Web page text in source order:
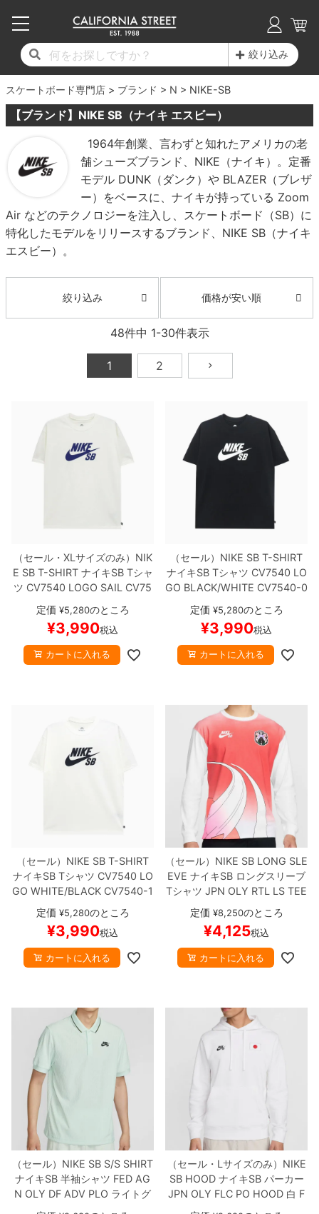
絞り込み
スケートボード専門店 ブランド N NIKE-SB
【ブランド】NIKE SB（ナイキ エスビー）
1964年創業、言わずと知れたアメリカの老
舗シューズブランド、NIKE（ナイキ）。定番
モデル DUNK（ダンク）や BLAZER（ブレザ
ー）をベースに、ナイキが持っている Zoom
Air などのテクノロジーを注入し、スケートボード（SB）に
特化したモデルをリリースするブランド、NIKE SB（ナイキ
エスビー）。
絞り込み 価格が安い順
48件中 1-30件表示
1 2
（セール・XLサイズのみ） NIK
E SB T-SHIRTナイキSBTシャ
ツ CV7540 LOGO SAIL CV75
40-133
ー
定価 ¥5,280のところ
¥3,990税込
カートに入れる
（セール） NIKE SB T-SHIRT
ナイキSBTシャツ CV7540 LO
GO BLACK/WHITE CV7540-0
スケートボード スケボー
定価 ¥5,280のところ
¥3,990税込
カートに入れる
（セール） NIKE SB T-SHIRT
ナイキSBTシャツ CV7540 LO
GO WHITE/BLACK CV7540-1
スケートボード スケボー
定価 ¥5,280のところ
¥3,990税込
カートに入れる
（セール） NIKE SB LONG SLE
EVE ナイキSB ロングスリーブ
Tシャツ JPN OLY RTL LS TEE
HF4380-100
ド スケボー
【キャンセル/返品/
交換不可商品】
定価 ¥8,250のところ
¥4,125税込
カートに入れる
（セール） NIKE SB S/S SHIRT
ナイキSB 半袖シャツ FED AG
N OLY DF ADV PLO ライトグ
リーン
（セール・Lサイズのみ） NIKE
SB HOODナイキSBパーカー
JPN OLY FLC PO HOOD 白 F
Z4101-100
17時までのご注文は当日発送！
11,000円以上で送料無料！
毎月1日はポイント5倍！10日と20日は3倍！
コンプリートセット（完成品）
デッキ
17時までのご注文は当日発送！
11,000円以上で送料無料！
毎月1日はポイント5倍！10日と20日は3倍！
デッキ新着一覧
デッキブランド一覧（全てのデッキ）
サイズからデッキを選ぶ
子供用デッキ
7.0inch以下
7.2inch
7.3inch
7.6inch
8.1inch
8.2inch
8.4inch
8.5inch
8.7inch
9.0inch以上
17時までのご注文は当日発送！
11,000円以上で送料無料！
毎月1日はポイント5倍！10日と20日は3倍！
トラック新着一覧
トラックブランド一覧（全てのトラック）
適合デッキサイズから選ぶ
7.0inch以下
7.2inch
7.3inch
7.5inch
7.7inch
8.2inch
8.3inch
8.5inch
8.6inch
8.8inch
ウィール
17時までのご注文は当日発送！
11,000円以上で送料無料！
毎月1日はポイント5倍！10日と20日は3倍！
ウィール新着一覧
ウィールブランド一覧（全てのウィール）
ウィールをサイズから選ぶ
50mm
51mm
52mm
53mm
55mm
60mm
62mm
64mm
65mm
スピットファイヤー F4（フォーミュラフォ
ー）
ボーンズ STF（エスティーエフ）
パウエルペラルタ DF（ドラゴンフォーミュ
ソフトウィール（クルーザー）
足回りセット（トラック・ウィールセット）
ヘルメット・パッド
練習用アイテム（初心者におすすめ）
メディア（雑誌・DVD・CD）
17時までのご注文は当日発送！
11,000円以上で送料無料！
毎月1日はポイント5倍！10日と20日は3倍！
シューズ新着一覧
シューズブランド一覧
シューズをサイズから選ぶ
20cm
21cm
22cm
22.5cm
23.5cm
26.5cm
27.5cm
28cm
サンダル
17時までのご注文は当日発送！
11,000円以上で送料無料！
毎月1日はポイント5倍！10日と20日は3倍！
Tシャツ
ロングスリーブTシャツ
ジャケット
パーカー
7分袖シャツ・ラグラン
半袖シャツ
アンダーウエア
サイズの測り方
17時までのご注文は当日発送！
11,000円以上で送料無料！
毎月1日はポイント5倍！10日と20日は3倍！
最新ブログ一覧
カテゴリー
17時までのご注文は当日発送！
11,000円以上で送料無料！
毎月1日はポイント5倍！10日と20日は3倍！
初心者の方へ
商品情報
スタッフおすすめアイテム
17時までのご注文は当日発送！
11,000円以上で送料無料！
毎月1日はポイント5倍！10日と20日は3倍！
店舗情報
ショップライダー紹介
スタッフ紹介
カリフォルニアストリートの歴史